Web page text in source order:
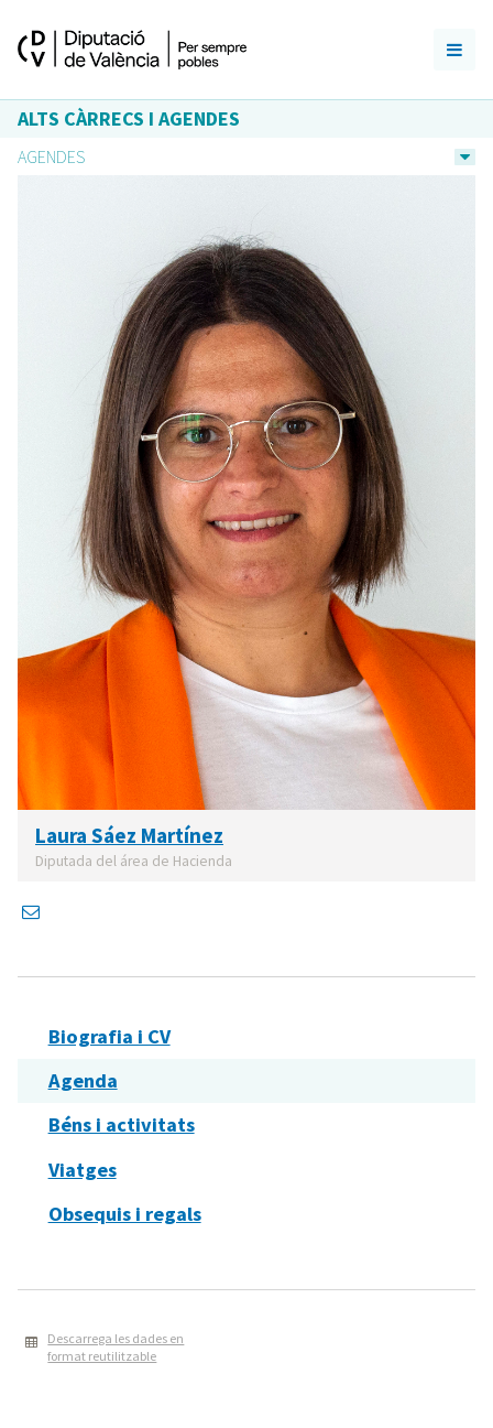
ALTS CÀRRECS I AGENDES
AGENDES
Laura Sáez Martínez
Diputada del área de Hacienda
Biografia i CV
Agenda
Béns i activitats
Viatges
Obsequis i regals
Descarrega les dades en
format reutilitzable